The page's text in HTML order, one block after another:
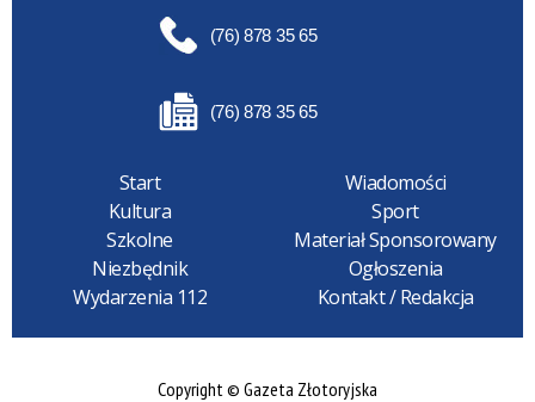
(76) 878 35 65
(76) 878 35 65
Start
Wiadomości
Kultura
Sport
Szkolne
Materiał Sponsorowany
Niezbędnik
Ogłoszenia
Wydarzenia 112
Kontakt / Redakcja
Copyright © Gazeta Złotoryjska